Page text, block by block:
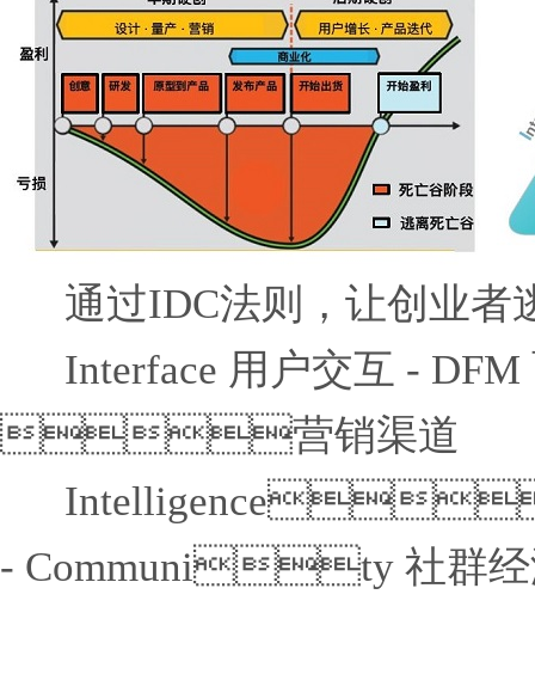
通过IDC法则，让创业者
Interface 用户交互 - DFM 面
营销渠道
Intelligence
- Community 社群经